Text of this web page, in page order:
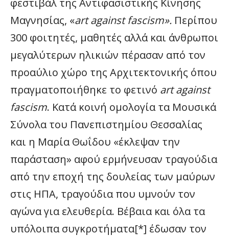
φεστιβάλ της Αντιφασιστικής Κίνησης
Μαγνησίας, «art against fascism». Περίπου
300 φοιτητές, μαθητές αλλά και άνθρωποι
μεγαλύτερων ηλικιών πέρασαν από τον
προαύλιο χώρο της Αρχιτεκτονικής όπου
πραγματοποιήθηκε το φετινό art against
fascism. Κατά κοινή ομολογία τα Μουσικά
Σύνολα του Πανεπιστημίου Θεσσαλίας
και η Μαρία Θωΐδου «έκλεψαν την
παράσταση» αφού ερμήνευσαν τραγούδια
από την εποχή της δουλείας των μαύρων
στις ΗΠΑ, τραγούδια που υμνούν τον
αγώνα για ελευθερία. Βέβαια και όλα τα
υπόλοιπα συγκροτήματα[*] έδωσαν τον